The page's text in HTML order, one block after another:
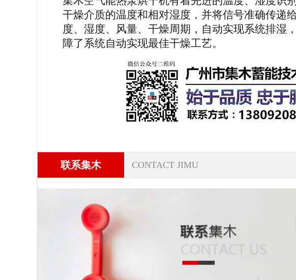
干燥介质的温度和相对湿度，并将信号准确传递
度、湿度、风量、干燥周期，自动实现系统排湿
障了系统自动实现最佳干燥工艺。
联系集木 CONTACT JIMU